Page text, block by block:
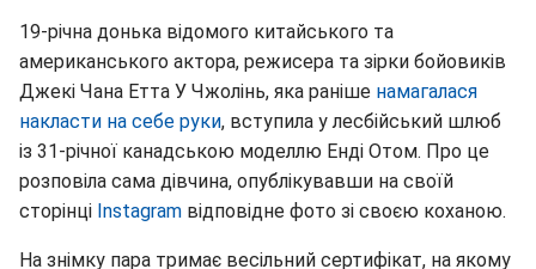
19-річна донька відомого китайського та
американського актора, режисера та зірки бойовиків
Джекі Чана Етта У Чжолінь, яка раніше намагалася
накласти на себе руки, вступила у лесбійський шлюб
із 31-річної канадською моделлю Енді Отом. Про це
розповіла сама дівчина, опублікувавши на своїй
сторінці Instagram відповідне фото зі своєю коханою.
На знімку пара тримає весільний сертифікат, на якому